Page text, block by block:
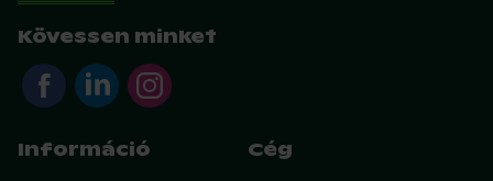
Kövessen minket
Információ Cég